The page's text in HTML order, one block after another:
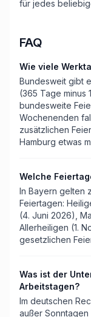
für jedes
FAQ
Wie viele
Bundesweit gibt
(365 Tage minus
bundesweite
Wochenenden
zusätzlichen
Hamburg etwas
Welche
In Bayern gelten
Feiertagen:
(4. Juni 2026),
Allerheiligen (1.
gesetzlichen
Was ist der
Arbeitstagen?
Im deutschen
außer